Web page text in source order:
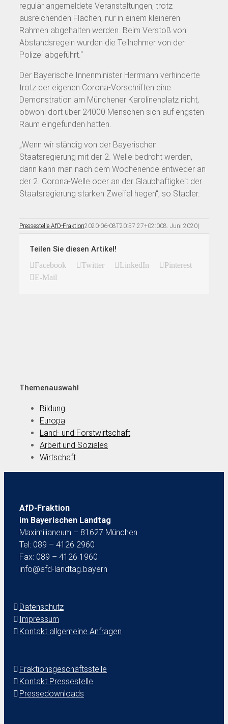
regulär angemeldete Veranstaltungen, trotz
ausreichenden Flächen, nur in einem kleineren
Rahmen abgehalten werden. Beim Verstoß von
Abstandsregeln wurden die Teilnehmer von der
Polizei abgeführt.“
Der Bayerische Innenminister Herrmann verhinderte
trotz der eigenen Corona-Vorschriften eine
Demonstration am Münchener Karolinenplatz nicht,
obwohl dort über 24000 Menschen sich auf engsten
Raum eingefunden hatten.
„Wenn wir ständig von der Bayerischen
Staatsregierung mit der 2. Welle bedroht werden,
dann kann man nach dem Wochenende entweder an
der 2. Corona-Welle oder an der Glaubhaftigkeit der
Staatsregierung starken Zweifel hegen“, so Stadler.
Pressestelle AfD-Fraktion2020-06-08T20:57:27+02:008. Juni 2020|
Teilen Sie diesen Artikel!
Facebook Twitter LinkedIn
Pinterest
E-Mail
Themenauswahl
Bildung
Europa
Land- und Forstwirtschaft
Arbeit und Soziales
Wirtschaft
AfD-Fraktion
im Bayerischen Landtag
Maximilianeum – 81627 München
Tel: 089 – 4126 2960
Fax: 089 – 4126 1960
info@afd-landtag.bayern
Datenschutz
Impressum
Kontakt allgemeine Anfragen
Fraktionsgeschäftsstelle
Kontakt Pressestelle
Pressedownloads